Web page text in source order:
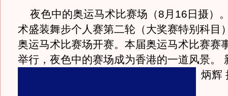
夜色中的奥运马术比赛场（8月16日摄）
术盛装舞步个人赛第二轮（大奖赛特别科目
奥运马术比赛场开赛。本届奥运马术比赛赛
举行，夜色中的赛场成为香港的一道风景。
炳辉